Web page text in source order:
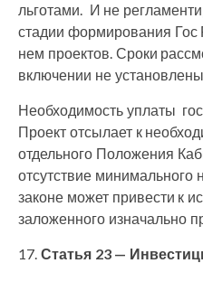
льготами. И не
стадии формирования Гос
нем проектов. Сроки
включении не
Необходимость уплаты
Проект отсылает к
отдельного Положения
отсутствие минимального
законе может привести к
заложенного изначально
17. Статья 23 —